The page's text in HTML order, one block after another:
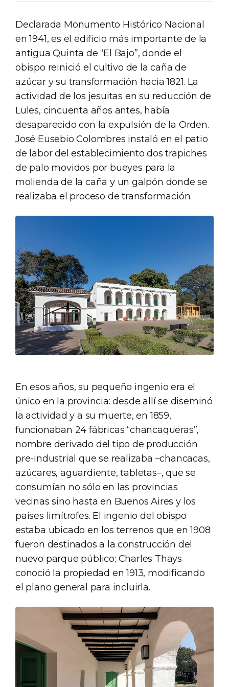
Declarada Monumento Histórico Nacional
en 1941, es el edificio más importante de la
antigua Quinta de “El Bajo”, donde el
obispo reinició el cultivo de la caña de
azúcar y su transformación hacia 1821. La
actividad de los jesuitas en su reducción de
Lules, cincuenta años antes, había
desaparecido con la expulsión de la Orden.
José Eusebio Colombres instaló en el patio
de labor del establecimiento dos trapiches
de palo movidos por bueyes para la
molienda de la caña y un galpón donde se
realizaba el proceso de transformación.
En esos años, su pequeño ingenio era el
único en la provincia: desde allí se diseminó
la actividad y a su muerte, en 1859,
funcionaban 24 fábricas “chancaqueras”,
nombre derivado del tipo de producción
pre-industrial que se realizaba –chancacas,
azúcares, aguardiente, tabletas–, que se
consumían no sólo en las provincias
vecinas sino hasta en Buenos Aires y los
países limítrofes. El ingenio del obispo
estaba ubicado en los terrenos que en 1908
fueron destinados a la construcción del
nuevo parque público; Charles Thays
conoció la propiedad en 1913, modificando
el plano general para incluirla.